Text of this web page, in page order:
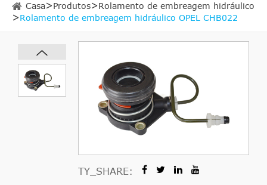
Casa Produtos
Rolamento de embreagem hidráulico
Rolamento de embreagem hidráulico OPEL CHB022
TY_SHARE: